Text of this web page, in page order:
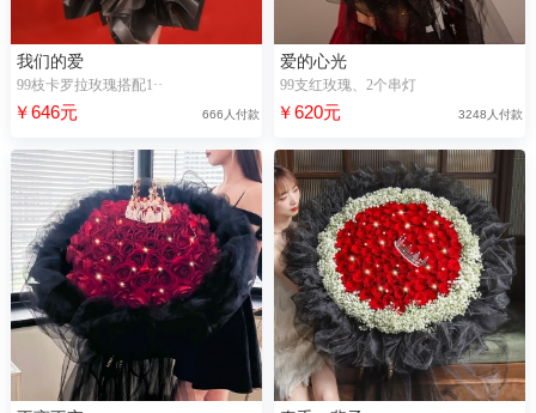
我们的爱
99枝卡罗拉玫瑰搭配1··
￥646元 666人付款
爱的心光
99支红玫瑰、2个串灯
￥620元 3248人付款